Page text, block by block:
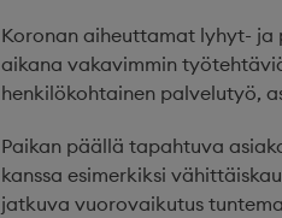
Koronan aiheuttamat lyhyt-
aikana vakavimmin
henkilökohtainen palvelutyö,
Paikan päällä tapahtuva
kanssa esimerkiksi
jatkuva vuorovaikutus